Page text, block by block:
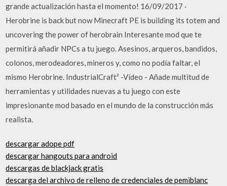
grande actualización hasta el momento! 16/09/2017 ·
Herobrine is back but now Minecraft PE is building its totem and
uncovering the power of herobrain Interesante mod que te
permitirá añadir NPCs a tu juego. Asesinos, arqueros, bandidos,
colonos, merodeadores, mineros y, como no podía faltar, el
mismo Herobrine. IndustrialCraft² -Vídeo - Añade multitud de
herramientas y utilidades nuevas a tu juego con este
impresionante mod basado en el mundo de la construcción más
realista.
descargar adope pdf
descargar hangouts para android
descargas de blackjack gratis
descarga del archivo de relleno de credenciales de pemiblanc